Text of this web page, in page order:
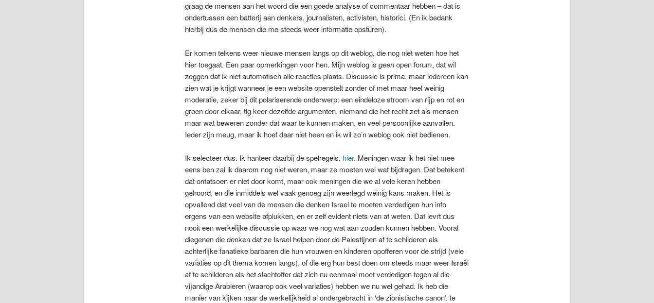
graag de mensen aan het woord die een goede analyse of commentaar hebben – dat is
ondertussen een batterij aan denkers, journalisten, activisten, historici. (En ik bedank
hierbij dus de mensen die me steeds weer informatie opsturen).
Er komen telkens weer nieuwe mensen langs op dit weblog, die nog niet weten hoe het
hier toegaat. Een paar opmerkingen voor hen. Mijn weblog is geenopen forum, dat wil
zeggen dat ik niet automatisch alle reacties plaats. Discussie is prima, maar iedereen kan
zien wat je krijgt wanneer je een website openstelt zonder of met maar heel weinig
moderatie, zeker bij dit polariserende onderwerp: een eindeloze stroom van rijp en rot en
groen door elkaar, tig keer dezelfde argumenten, niemand die het recht zet als mensen
maar wat beweren zonder dat waar te kunnen maken, en veel persoonlijke aanvallen.
Ieder zijn meug, maar ik hoef daar niet heen en ik wil zo’n weblog ook niet bedienen.
Ik selecteer dus. Ik hanteer daarbij de spelregels, hier. Meningen waar ik het niet mee
eens ben zal ik daarom nog niet weren, maar ze moeten wel wat bijdragen. Dat betekent
dat onfatsoen er niet door komt, maar ook meningen die we al vele keren hebben
gehoord, en die inmiddels wel vaak genoeg zijn weerlegd weinig kans maken. Het is
opvallend dat veel van de mensen die denken Israel te moeten verdedigen hun info
ergens van een website afplukken, en er zelf evident niets van af weten. Dat levrt dus
nooit een werkelijke discussie op waar we nog wat aan zouden kunnen hebben. Vooral
diegenen die denken dat ze Israel helpen door de Palestijnen af te schilderen als
achterlijke fanatieke barbaren die hun vrouwen en kinderen opofferen voor de strijd (vele
variaties op dit thema komen langs), of die erg hun best doen om steeds maar weer Israël
af te schilderen als het slachtoffer dat zich nu eenmaal moet verdedigen tegen al die
vijandige Arabieren (waarop ook veel variaties) hebben we nu wel gehad. Ik heb die
manier van kijken naar de werkelijkheid al ondergebracht in ‘de zionistische canon’, te